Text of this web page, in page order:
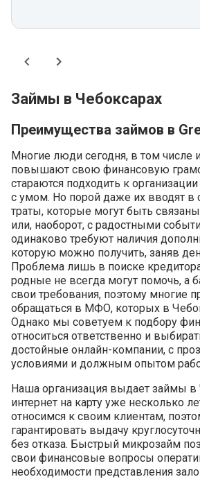
Займы в Чебоксарах
Преимущества займов в
Многие люди сегодня, в том числе
повышают свою финансовую
стараются подходить к
с умом. Но порой даже их вводят в
траты, которые могут быть
или, наоборот, с радостными
одинаково требуют наличия
которую можно получить, заняв
Проблема лишь в поиске
родные не всегда могут помочь, а
свои требования, поэтому многие
обращаться в МФО, которых в
Однако мы советуем к подбору
относиться ответственно и
достойные онлайн-компании, с
условиями и должным опытом
Наша организация выдает займы в
интернет на карту уже несколько
относимся к своим клиентам,
гарантировать выдачу
без отказа. Быстрый микрозайм
свои финансовые вопросы
необходимости представления